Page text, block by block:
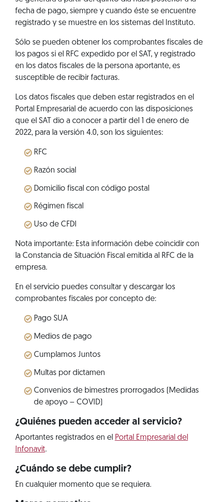
fecha de pago, siempre y cuando éste se encuentre
registrado y se muestre en los sistemas del Instituto.
Sólo se pueden obtener los comprobantes fiscales de
los pagos si el RFC expedido por el SAT, y registrado
en los datos fiscales de la persona aportante, es
susceptible de recibir facturas.
Los datos fiscales que deben estar registrados en el
Portal Empresarial de acuerdo con las disposiciones
que el SAT dio a conocer a partir del 1 de enero de
2022, para la versión 4.0, son los siguientes:
RFC
Razón social
Domicilio fiscal con código postal
Régimen fiscal
Uso de CFDI
Nota importante: Esta información debe coincidir con
la Constancia de Situación Fiscal emitida al RFC de la
empresa.
En el servicio puedes consultar y descargar los
comprobantes fiscales por concepto de:
Pago SUA
Medios de pago
Cumplamos Juntos
Multas por dictamen
Convenios de bimestres prorrogados (Medidas
de apoyo – COVID)
¿Quiénes pueden acceder al servicio?
Aportantes registrados en el Portal Empresarial del
Infonavit.
¿Cuándo se debe cumplir?
En cualquier momento que se requiera.